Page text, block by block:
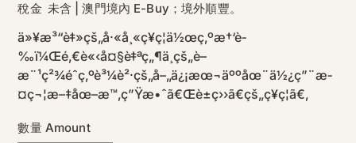
稅金 未含
澳門境內 E-Buy；境外順豐。
ä»¥æ³“è‡»çš„å·«å¸«ç¥ç¦ä½œç‚ºæ†‘è­
‰ï¼Œé‚€è«‹å¤§è‡ªç„¶ä¸­çš„è–
æ¨¹ç²¾éˆç‚ºè³¼è²·çš„å–„ä¿¡æœ¬äººåœ¨ä½¿ç”¨æ­
¤ç¬¦æ–‡åœ–æ™‚ç”Ÿæ•ˆã€Œè±ç››ã€çš„ç¥ç¦ã€‚
數量 Amount